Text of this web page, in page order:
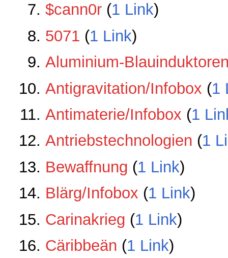
$cann0r‏‎ (1 Link)
5071 ‏‎ (1 Link)
Aluminium-
Antigravitation/Infobox ‏‎ (1
Antimaterie/Infobox ‏‎ (1
Antriebstechnologien ‏‎ (1
Bewaffnung ‏‎ (1 Link)
Blärg/Infobox ‏‎ (1 Link)
Carinakrieg ‏‎ (1 Link)
Cäribbeän ‏‎ (1 Link)